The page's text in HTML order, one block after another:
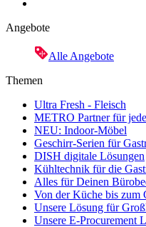
Angebote
Alle Angebote
Themen
Ultra Fresh - Fleisch
METRO Partner für
NEU: Indoor-Möbel
Geschirr-Serien für
DISH digitale Lösungen
Kühltechnik für die
Alles für Deinen
Von der Küche bis zum
Unsere Lösung für
Unsere E-Procurement